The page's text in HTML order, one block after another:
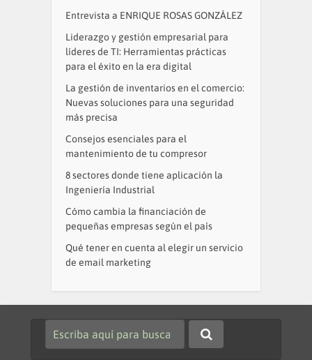
Entrevista a ENRIQUE ROSAS GONZÁLEZ
Liderazgo y gestión empresarial para
líderes de TI: Herramientas prácticas
para el éxito en la era digital
La gestión de inventarios en el comercio:
Nuevas soluciones para una seguridad
más precisa
Consejos esenciales para el
mantenimiento de tu compresor
8 sectores donde tiene aplicación la
Ingeniería Industrial
Cómo cambia la financiación de
pequeñas empresas según el país
Qué tener en cuenta al elegir un servicio
de email marketing